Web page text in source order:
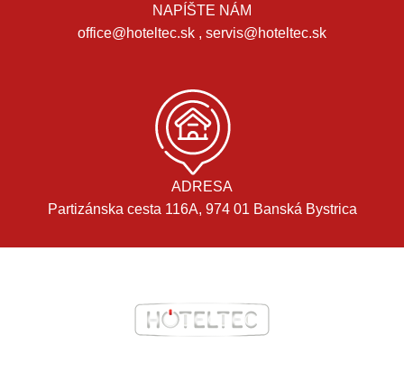
NAPÍŠTE NÁM
office@hoteltec.sk , servis@hoteltec.sk
ADRESA
Partizánska cesta 116A, 974 01 Banská Bystrica